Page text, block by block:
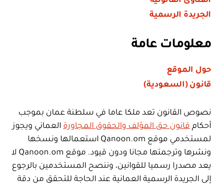
الجريدة الرسمية
معلومات عامة
حول الموقع
قانون (السعودية)
نصوص القانون تعد ملكا عاما في سلطنة عمان بموجب
أحكام قانون حق المؤلف والحقوق المجاورة العماني ويجوز
لمستخدمي موقع Qanoon.om استعمالها ونسخها
ونشرها وترجمتها مجانا ودون قيود. موقع Qanoon.om لا
يعد مصدرا رسميا للقوانين، وننصح المستخدمين بالرجوع
إلى الجريدة الرسمية العمانية عند الحاجة للتحقق من دقة